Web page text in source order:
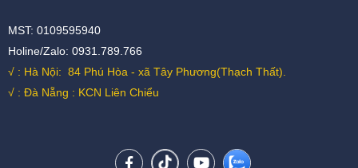
MST: 0109595940
Holine/Zalo: 0931.789.766
√ : Hà Nội: 84 Phú Hòa - xã Tây Phương(Thạch Thất).
√ : Đà Nẵng : KCN Liên Chiểu